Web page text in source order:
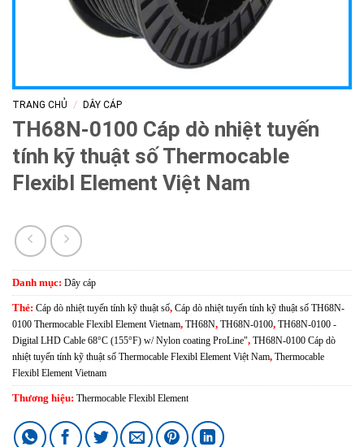
TRANG CHỦ / DÂY CÁP
TH68N-0100 Cáp dò nhiệt tuyến
tính kỹ thuật số Thermocable
Flexibl Element Việt Nam
Danh mục: Dây cáp
Thẻ: Cáp dò nhiệt tuyến tính kỹ thuật số, Cáp dò nhiệt tuyến tính kỹ thuật số TH68N-
0100 Thermocable Flexibl Element Vietnam, TH68N, TH68N-0100, TH68N-0100 -
Digital LHD Cable 68°C (155°F) w/ Nylon coating ProLine", TH68N-0100 Cáp dò
nhiệt tuyến tính kỹ thuật số Thermocable Flexibl Element Việt Nam, Thermocable
Flexibl Element Vietnam
Thương hiệu: Thermocable Flexibl Element